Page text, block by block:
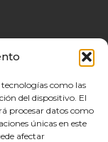
como las
del dispositivo. El
procesar datos como
únicas en este
afectar